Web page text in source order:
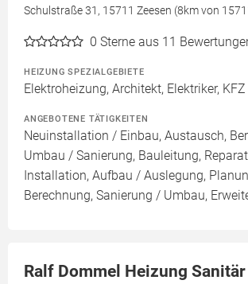
Schulstraße 31, 15711 Zeesen (8km von
0 Sterne aus 11
HEIZUNG SPEZIALGEBIETE
Elektroheizung, Architekt, Elektriker,
ANGEBOTENE TÄTIGKEITEN
Neuinstallation / Einbau, Austausch,
Umbau / Sanierung, Bauleitung,
Installation, Aufbau / Auslegung,
Berechnung, Sanierung / Umbau,
Ralf Dommel Heizung Sanitär